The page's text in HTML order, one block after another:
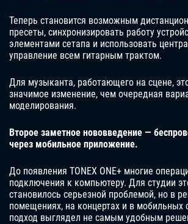
Теперь становится возможным
пресеты, синхронизировать работу
элементами сетапа и использовать
управление всем гитарным трактом.
Для музыканта, работающего на сцене,
значимое изменение, чем очередная
моделирования.
Второе заметное нововведение —
через мобильное приложение.
До появления TONEX ONE+ многие
подключения к компьютеру. Для студии
становилось серьезной проблемой, но в
помещениях, на концертах и в мобильных
подход выглядел не самым удобным